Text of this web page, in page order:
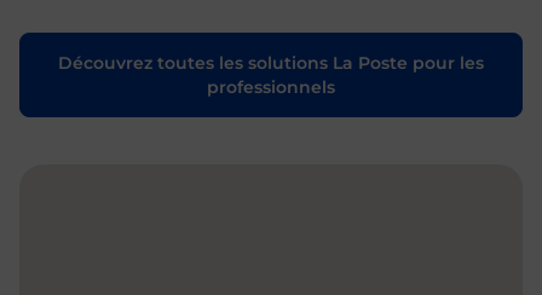
Découvrez toutes les solutions La Poste pour les
professionnels